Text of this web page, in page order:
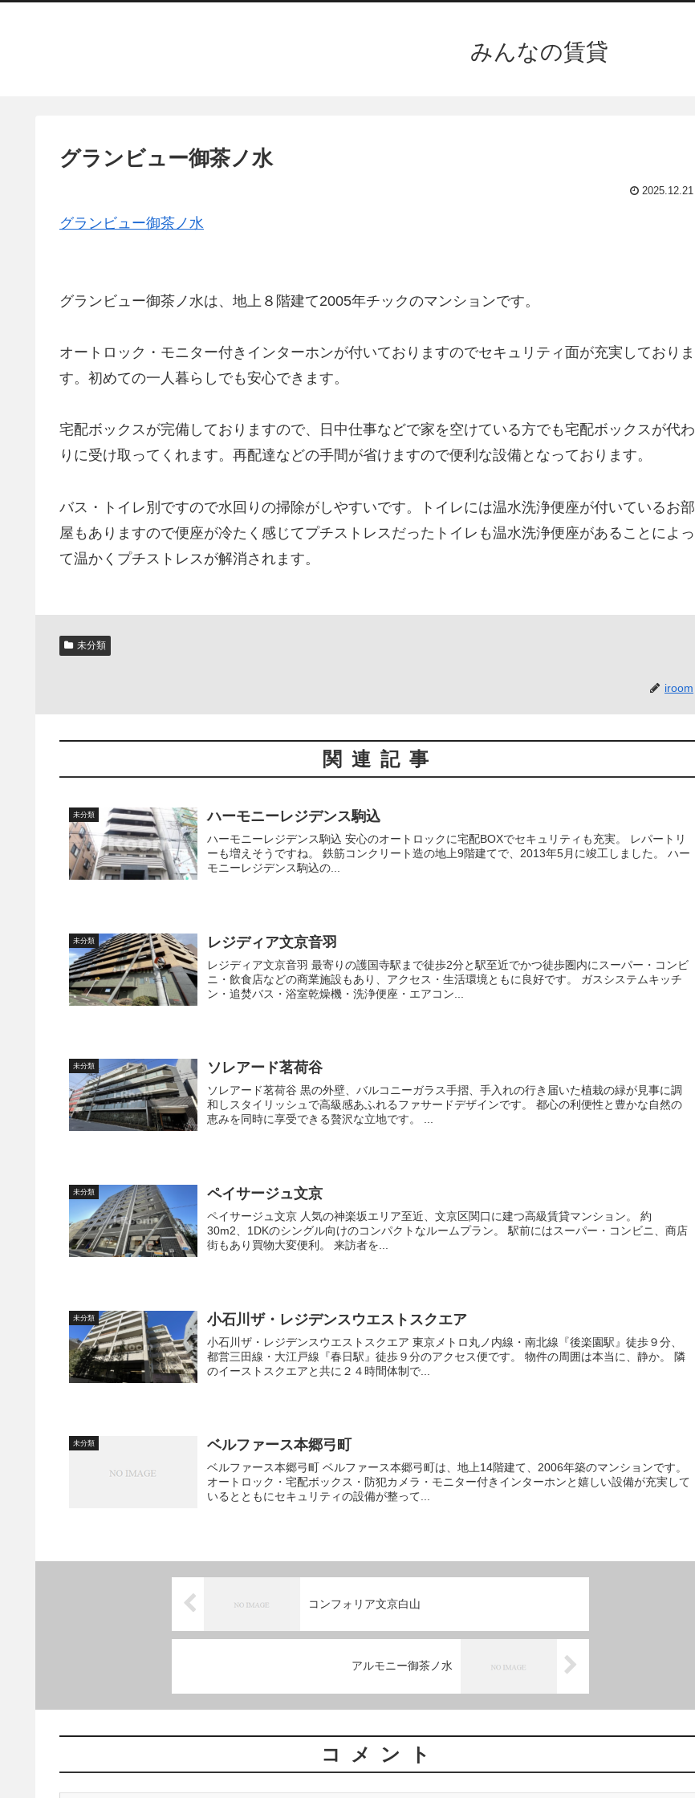
みんなの賃貸
グランビュー御茶ノ水
2025.12.21
グランビュー御茶ノ水
グランビュー御茶ノ水は、地上８階建て2005年チックのマンションです。
オートロック・モニター付きインターホンが付いておりますのでセキュリティ面が充実しておりま
す。初めての一人暮らしでも安心できます。
宅配ボックスが完備しておりますので、日中仕事などで家を空けている方でも宅配ボックスが代わ
りに受け取ってくれます。再配達などの手間が省けますので便利な設備となっております。
バス・トイレ別ですので水回りの掃除がしやすいです。トイレには温水洗浄便座が付いているお部
屋もありますので便座が冷たく感じてプチストレスだったトイレも温水洗浄便座があることによっ
て温かくプチストレスが解消されます。
未分類
iroom
関連記事
未分類 ハーモニーレジデンス駒込
ハーモニーレジデンス駒込 安心のオートロックに宅配BOXでセキュリティも充実。 レパートリ
ーも増えそうですね。 鉄筋コンクリート造の地上9階建てで、2013年5月に竣工しました。 ハー
モニーレジデンス駒込の...
未分類 レジディア文京音羽
レジディア文京音羽 最寄りの護国寺駅まで徒歩2分と駅至近でかつ徒歩圏内にスーパー・コンビ
ニ・飲食店などの商業施設もあり、アクセス・生活環境ともに良好です。 ガスシステムキッチ
ン・追焚バス・浴室乾燥機・洗浄便座・エアコン...
未分類 ソレアード茗荷谷
ソレアード茗荷谷 黒の外壁、バルコニーガラス手摺、手入れの行き届いた植栽の緑が見事に調
和しスタイリッシュで高級感あふれるファサードデザインです。 都心の利便性と豊かな自然の
恵みを同時に享受できる贅沢な立地です。 ...
未分類 ペイサージュ文京
ペイサージュ文京 人気の神楽坂エリア至近、文京区関口に建つ高級賃貸マンション。 約
30m2、1DKのシングル向けのコンパクトなルームプラン。 駅前にはスーパー・コンビニ、商店
街もあり買物大変便利。 来訪者を...
未分類 小石川ザ・レジデンスウエストスクエア
小石川ザ・レジデンスウエストスクエア 東京メトロ丸ノ内線・南北線『後楽園駅』徒歩９分、
都営三田線・大江戸線『春日駅』徒歩９分のアクセス便です。 物件の周囲は本当に、静か。 隣
のイーストスクエアと共に２４時間体制で...
未分類 ベルファース本郷弓町
ベルファース本郷弓町 ベルファース本郷弓町は、地上14階建て、2006年築のマンションです。
オートロック・宅配ボックス・防犯カメラ・モニター付きインターホンと嬉しい設備が充実して
いるとともにセキュリティの設備が整って...
コンフォリア文京白山
アルモニー御茶ノ水
コメント